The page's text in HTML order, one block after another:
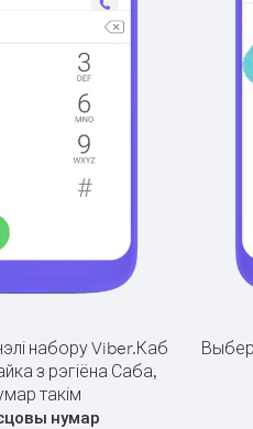
набору Viber.Каб
з рэгіёна Саба,
такім
нумар